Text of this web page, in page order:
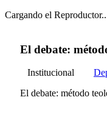
Cargando el
El debate:
Institucional
El debate: método